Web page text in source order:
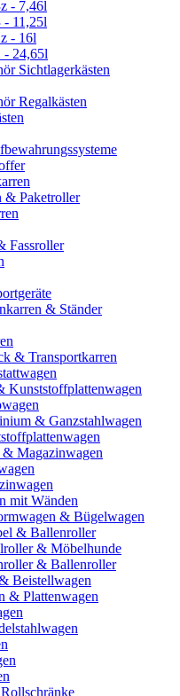
- 7,46l
11,25l
- 16l
24,65l
Sichtlagerkästen
Regalkästen
& Paketroller
Fassroller
& Ständer
& Transportkarren
Kunststoffplattenwagen
& Ganzstahlwagen
Magazinwagen
mit Wänden
& Bügelwagen
& Ballenroller
& Möbelhunde
& Ballenroller
Beistellwagen
& Plattenwagen